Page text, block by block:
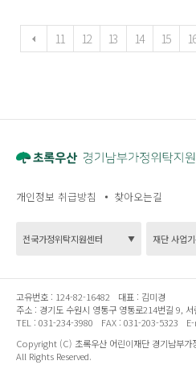
11 12 13 14 15
개인정보 취급방침 찾아오는길
고유번호 : 124-82-16482 대표 : 김미경
주소 : 경기도 수원시 영통구 영통로214번길 9,
TEL : 031-234-3980 FAX : 031-203-5323
Copyright (C) 초록우산 어린이재단 경기남부가
All Rights Reserved.